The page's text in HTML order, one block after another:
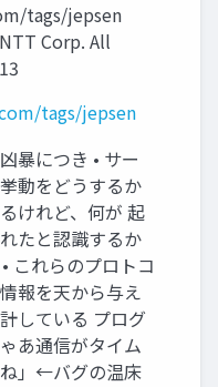
tags/jepsen
Corp. All
tags/jepsen
暴につき • サー
動をどうするか
けれど、何が 起
たと認識するか
これらのプロトコ
報を天から与え
している プログ
あ通信がタイム
」←バグの温床